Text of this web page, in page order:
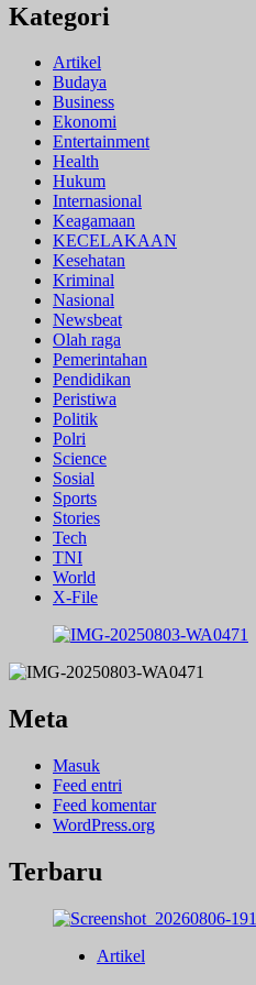
Kategori
Artikel
Budaya
Business
Ekonomi
Entertainment
Health
Hukum
Internasional
Keagamaan
KECELAKAAN
Kesehatan
Kriminal
Nasional
Newsbeat
Olah raga
Pemerintahan
Pendidikan
Peristiwa
Politik
Polri
Science
Sosial
Sports
Stories
Tech
TNI
World
X-File
Meta
Masuk
Feed entri
Feed komentar
WordPress.org
Terbaru
Artikel